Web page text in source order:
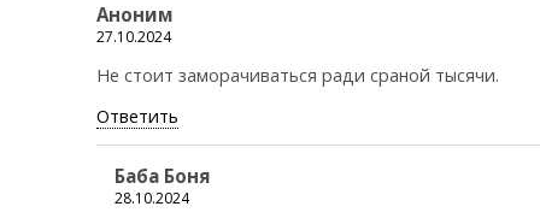
Аноним
27.10.2024
Не стоит заморачиваться ради сраной тысячи.
Ответить
Баба Боня
28.10.2024